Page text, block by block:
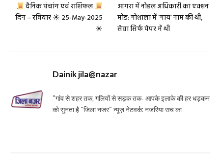
दैनिक​ पंचांग एवं राशिफल
दिन – रविवार ☀ 25-May-2025
☀
आगरा में नोडल अधिकारी का एक्शन
मोड: गोशाला में ‘गाय’ नाम की थी,
सेवा सिर्फ पेपर में थी
Dainik jila@nazar
"गांव से शहर तक, गलियों से सड़क तक- आपके इलाके की हर धड़कन
को सुनता है "जिला नजर" न्यूज़ नेटवर्क: नजरिया सच का